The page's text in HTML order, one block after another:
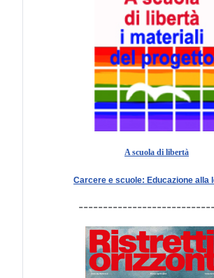
A scuola di libertà
Carcere e scuole: Educazione alla